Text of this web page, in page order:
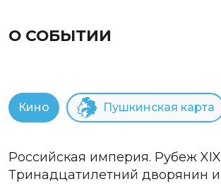
О СОБЫТИИ
Кино Пушкинская карта
Российская империя. Рубеж XIX
Тринадцатилетний дворянин